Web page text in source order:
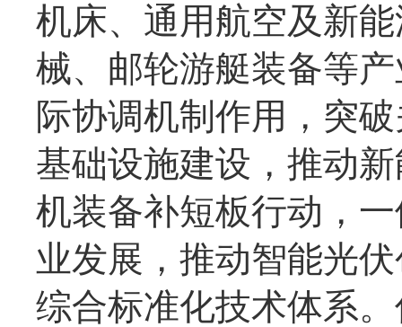
机床、通用航空及新
械、邮轮游艇装备等
际协调机制作用，突
基础设施建设，推动
机装备补短板行动，
业发展，推动智能光
综合标准化技术体系